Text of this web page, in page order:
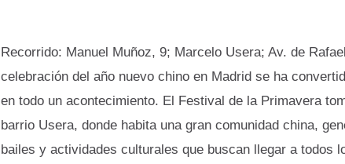
Recorrido: Manuel Muñoz, 9; Marcelo Usera; Av. de
celebración del año nuevo chino en Madrid se ha
en todo un acontecimiento. El Festival de la Primavera
barrio Usera, donde habita una gran comunidad china,
bailes y actividades culturales que buscan llegar a todos